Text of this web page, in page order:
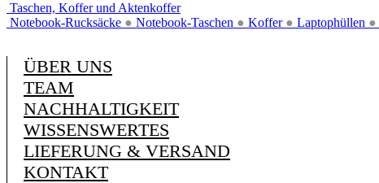
Taschen, Koffer und Aktenkoffer
Notebook-Rucksäcke ● Notebook-Taschen ● Koffer ● Laptophüllen ●
ÜBER UNS
TEAM
NACHHALTIGKEIT
WISSENSWERTES
LIEFERUNG & VERSAND
KONTAKT